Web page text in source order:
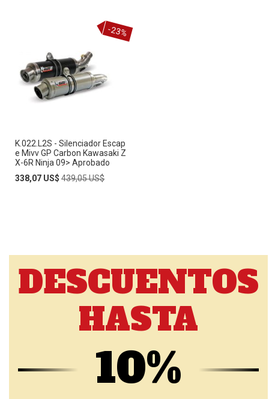
K.022.L2S - Silenciador Escap
e Mivv GP Carbon Kawasaki Z
X-6R Ninja 09> Aprobado
Special
338,07 US$ Regular
439,05 US$
-23%
DESCUENTOS
HASTA
10%